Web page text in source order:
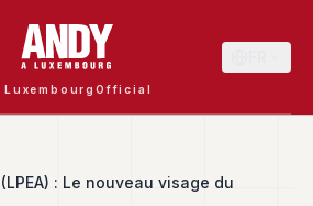
LuxembourgOfficial
: Le nouveau visage du